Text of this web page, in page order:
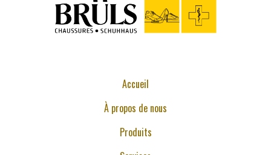
Accueil
À propos de nous
Produits